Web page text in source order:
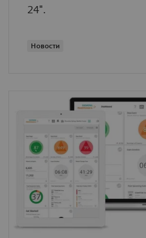
24".
Новости